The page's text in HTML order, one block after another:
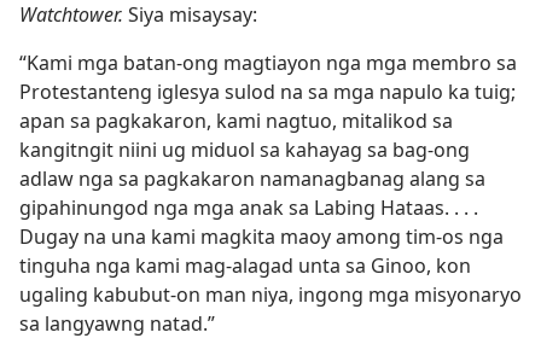
Watchtower. Siya misaysay:
“Kami mga batan-ong magtiayon nga mga membro sa
Protestanteng iglesya sulod na sa mga napulo ka tuig;
apan sa pagkakaron, kami nagtuo, mitalikod sa
kangitngit niini ug miduol sa kahayag sa bag-ong
adlaw nga sa pagkakaron namanagbanag alang sa
gipahinungod nga mga anak sa Labing Hataas. . . .
Dugay na una kami magkita maoy among tim-os nga
tinguha nga kami mag-alagad unta sa Ginoo, kon
ugaling kabubut-on man niya, ingong mga misyonaryo
sa langyawng natad.”